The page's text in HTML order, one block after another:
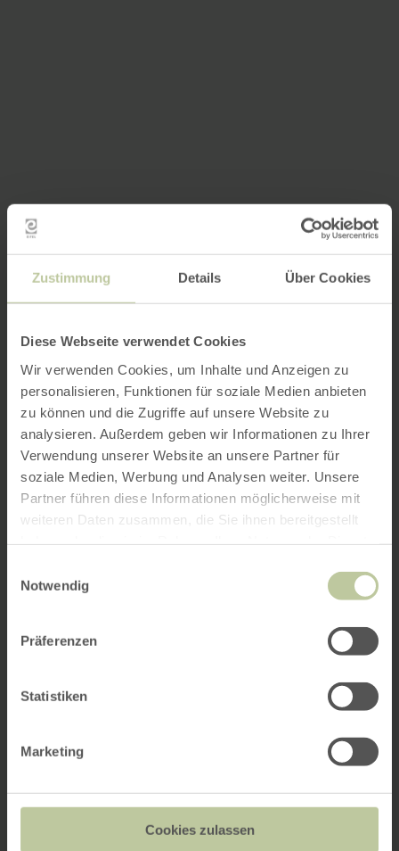
Zustimmung Details Über Cookies
Diese Webseite verwendet Cookies
Wir verwenden Cookies, um Inhalte und Anzeigen zu
personalisieren, Funktionen für soziale Medien anbieten
zu können und die Zugriffe auf unsere Website zu
analysieren. Außerdem geben wir Informationen zu Ihrer
Verwendung unserer Website an unsere Partner für
soziale Medien, Werbung und Analysen weiter. Unsere
Partner führen diese Informationen möglicherweise mit
weiteren Daten zusammen, die Sie ihnen bereitgestellt
Notwendig
Präferenzen
Statistiken
Marketing
Cookies zulassen